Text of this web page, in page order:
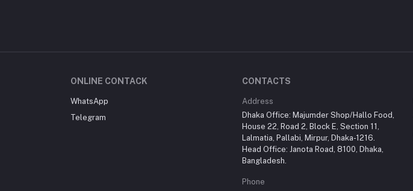
ONLINE CONTACK
WhatsApp
Telegram
CONTACTS
Address
Dhaka Office: Majumder Shop/Hallo Food,
House 22, Road 2, Block E, Section 11,
Lalmatia, Pallabi, Mirpur, Dhaka-1216.
Head Office: Janota Road, 8100, Dhaka,
Bangladesh.
Phone